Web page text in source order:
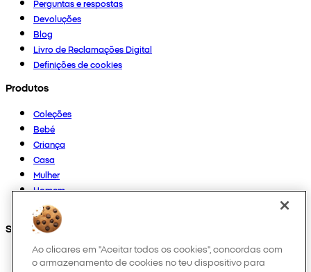
Perguntas e respostas
Devoluções
Blog
Livro de Reclamações Digital
Definições de cookies
Produtos
Coleções
Bebé
Criança
Casa
Mulher
Homem
Outros
Segue-nos em
Ao clicares em "Aceitar todos os cookies", concordas com
o armazenamento de cookies no teu dispositivo para